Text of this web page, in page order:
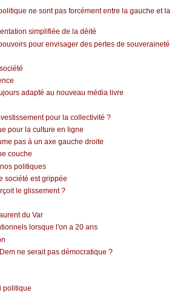
ne sont pas forcément entre la gauche et la
simplifiée de la déité
pour envisager des pertes de souveraineté
adapté au nouveau média livre
pour la collectivité ?
pour la culture en ligne
pas à un axe gauche droite
couche
politiques
société est grippée
le glissement ?
du Var
lorsque l'on a 20 ans
ne serait pas démocratique ?
politique